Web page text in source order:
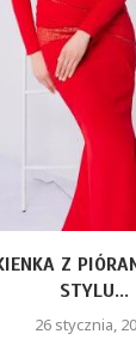
Z
STYLU...
26 stycznia,